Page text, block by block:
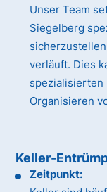
Unser Team
Siegelberg
verläuft. Dies
spezialisierten
Organisieren
Keller-
Zeitpunkt: